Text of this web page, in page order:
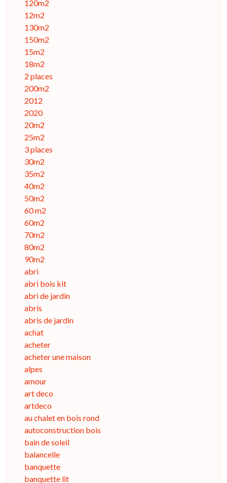
120m2
12m2
130m2
150m2
15m2
18m2
2 places
200m2
2012
2020
20m2
25m2
3 places
30m2
35m2
40m2
50m2
60 m2
60m2
70m2
80m2
90m2
abri
abri bois kit
abri de jardin
abris
abris de jardin
achat
acheter
acheter une maison
alpes
amour
art deco
artdeco
au chalet en bois rond
autoconstruction bois
bain de soleil
balancelle
banquette
banquette lit